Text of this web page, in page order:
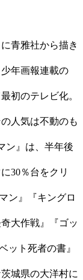
青雅社から描き
年画報連載の
初のテレビ化。
人気は不動のも
ン』は、半年後
30％台をクリ
ン』『キングロ
大作戦』『ゴッ
ット死者の書』
城県の大洋村に